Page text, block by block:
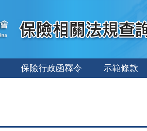
保險行政函釋令 示範條款